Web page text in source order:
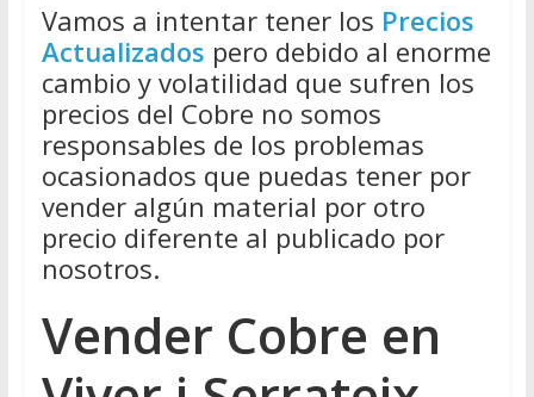
Vamos a intentar tener los Precios
Actualizados pero debido al enorme
cambio y volatilidad que sufren los
precios del Cobre no somos
responsables de los problemas
ocasionados que puedas tener por
vender algún material por otro
precio diferente al publicado por
nosotros.
Vender Cobre en